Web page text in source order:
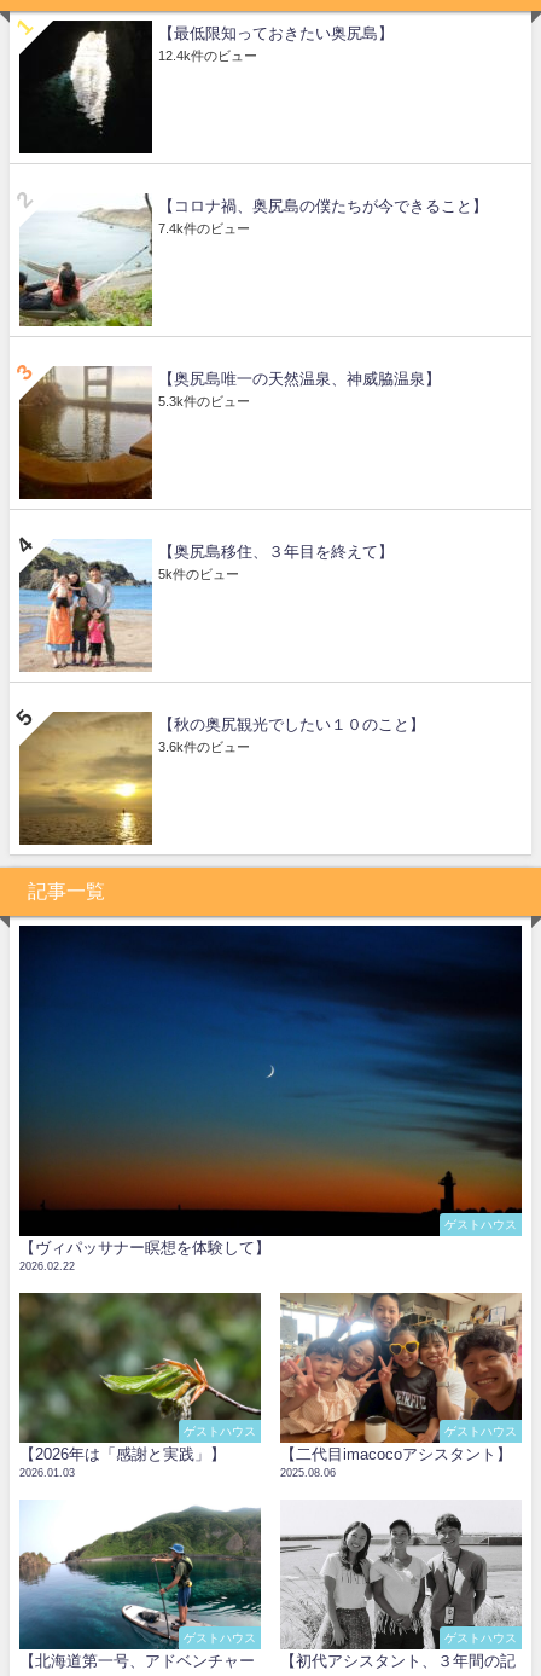
【最低限知っておきたい奥尻島】
12.4k件のビュー
【コロナ禍、奥尻島の僕たちが今できること】
7.4k件のビュー
【奥尻島唯一の天然温泉、神威脇温泉】
5.3k件のビュー
【奥尻島移住、３年目を終えて】
5k件のビュー
【秋の奥尻観光でしたい１０のこと】
3.6k件のビュー
記事一覧
ゲストハウス
【ヴィパッサナー瞑想を体験して】
2026.02.22
ゲストハウス
【2026年は「感謝と実践」】
2026.01.03
ゲストハウス
【二代目imacocoアシスタント】
2025.08.06
ゲストハウス
【北海道第一号、アドベンチャー
ゲストハウス
【初代アシスタント、３年間の記